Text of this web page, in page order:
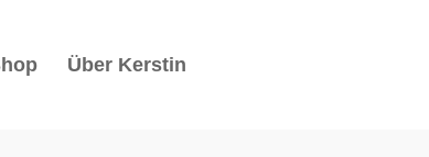
Über Kerstin